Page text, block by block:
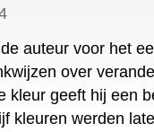
auteur voor het
over
kleur geeft hij een
kleuren werden